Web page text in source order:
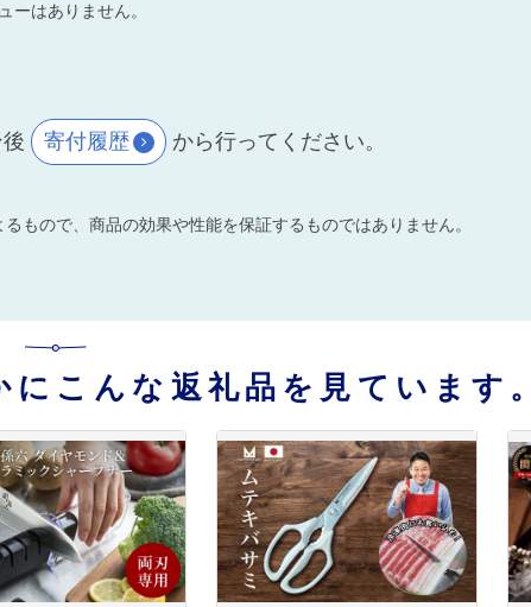
ーはありません。
寄付履歴 から行ってください。
もので、商品の効果や性能を保証するものではありません。
こんな返礼品を見ています。